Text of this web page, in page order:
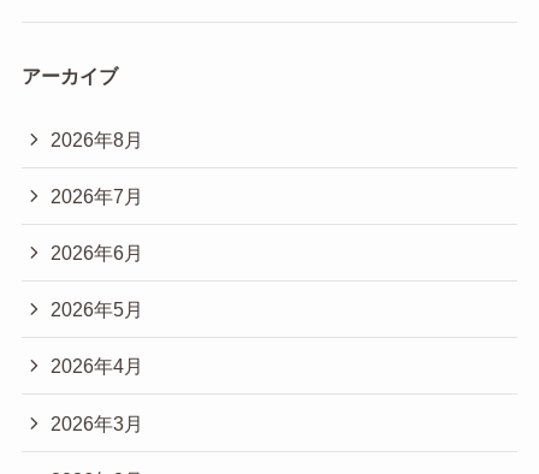
アーカイブ
2026年8月
2026年7月
2026年6月
2026年5月
2026年4月
2026年3月